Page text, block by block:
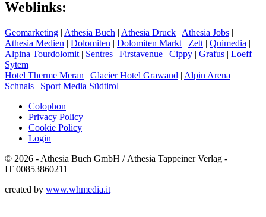
Weblinks:
Geomarketing | Athesia Buch | Athesia Druck | Athesia Jobs |
Athesia Medien | Dolomiten | Dolomiten Markt | Zett | Quimedia |
Alpina Tourdolomit | Sentres | Firstavenue | Cippy | Grafus | Loeff
Sytem
Hotel Therme Meran | Glacier Hotel Grawand | Alpin Arena
Schnals | Sport Media Südtirol
Colophon
Privacy Policy
Cookie Policy
Login
© 2026 - Athesia Buch GmbH / Athesia Tappeiner Verlag -
IT 00853860211
created by www.whmedia.it